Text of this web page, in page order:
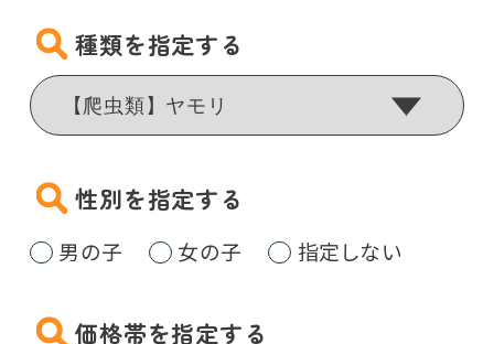
種類を指定する
性別を指定する
男の子 女の子 指定しない
価格帯を指定する